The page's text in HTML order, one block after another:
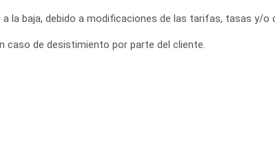
la baja, debido a modificaciones de las tarifas, tasas y/o
caso de desistimiento por parte del cliente.